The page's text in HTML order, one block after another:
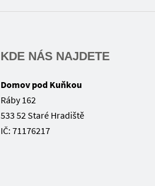
KDE NÁS NAJDETE
Domov pod Kuňkou
Ráby 162
533 52 Staré Hradiště
IČ: 71176217